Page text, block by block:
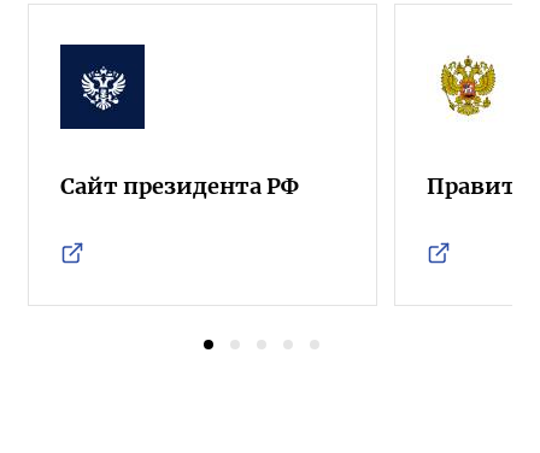
Сайт президента РФ